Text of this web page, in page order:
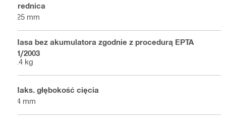
Średnica
125 mm
Masa bez akumulatora zgodnie z procedurą EPTA
01/2003
2.4 kg
Maks. głębokość cięcia
34 mm